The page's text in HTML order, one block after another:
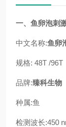
一、 鱼卵泡刺
中文名称:鱼卵
规格: 48T /96T
品牌:臻科生物
种属:鱼
检测波长:450